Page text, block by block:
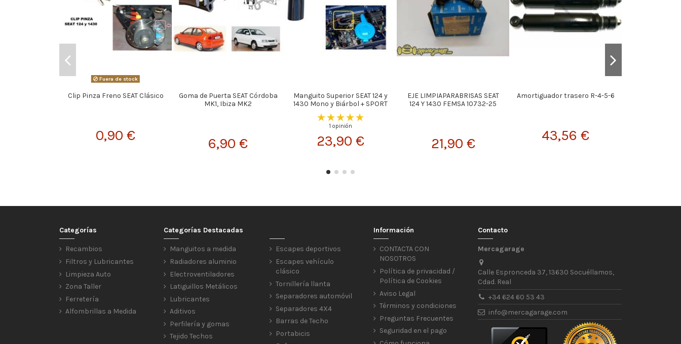
Fuera de stock
Clip Pinza Freno SEAT Clásico
0,90 €
Goma de Puerta SEAT Córdoba
MK1, Ibiza MK2
6,90 €
Manguito Superior SEAT 124 y
1430 Mono y Biárbol + SPORT
1 opinión
23,90 €
EJE LIMPIAPARABRISAS SEAT
124 Y 1430 FEMSA 10732-25
21,90 €
Amortiguador trasero R-4-5-6
43,56 €
Categorías
Recambios
Filtros y Lubricantes
Limpieza Auto
Zona Taller
Ferretería
Alfombrillas a Medida
Categorías Destacadas
Manguitos a medida
Radiadores aluminio
Electroventiladores
Latiguillos Metálicos
Lubricantes
Aditivos
Perfilería y gomas
Tejido Techos
Escapes deportivos
Escapes vehículo
clásico
Tornillería llanta
Separadores automóvil
Separadores 4X4
Barras de Techo
Portabicis
Información
CONTACTA CON
NOSOTROS
Política de privacidad /
Política de Cookies
Aviso Legal
Términos y condiciones
Preguntas Frecuentes
Seguridad en el pago
Contacto
Mercagarage
Calle Espronceda 37, 13630 Socuéllamos,
Cdad. Real
+34 624 60 53 43
info@mercagarage.com